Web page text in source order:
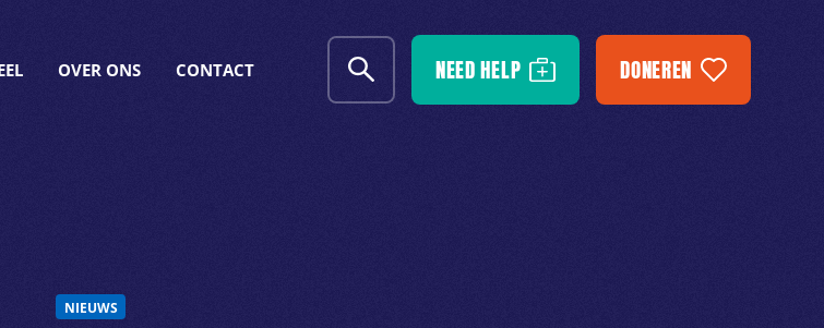
OVER ONS CONTACT NEED HELP DONEREN
NIEUWS